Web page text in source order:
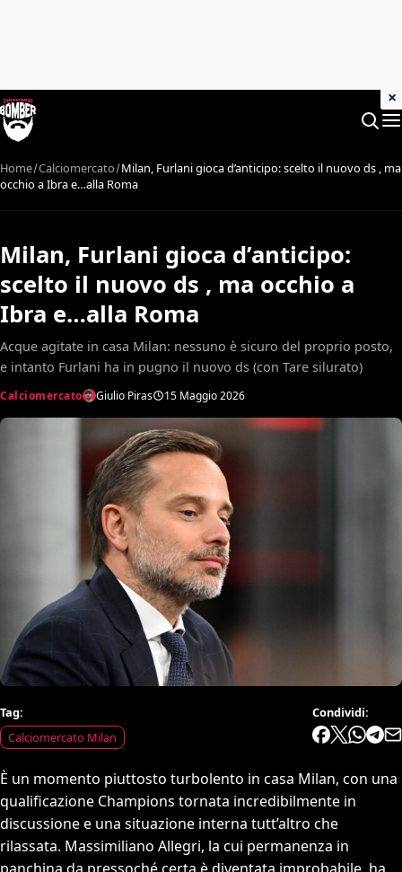
Home Calciomercato Milan, Furlani gioca d’anticipo: scelto il nuovo ds , ma
occhio a Ibra e…alla Roma
Milan, Furlani gioca d’anticipo:
scelto il nuovo ds , ma occhio a
Ibra e…alla Roma
Acque agitate in casa Milan: nessuno è sicuro del proprio posto,
e intanto Furlani ha in pugno il nuovo ds (con Tare silurato)
Calciomercato Giulio Piras 15 Maggio 2026
Tag:
Calciomercato Milan
Condividi:
È un momento piuttosto turbolento in casa Milan, con una
qualificazione Champions tornata incredibilmente in
discussione e una situazione interna tutt’altro che
rilassata. Massimiliano Allegri, la cui permanenza in
×